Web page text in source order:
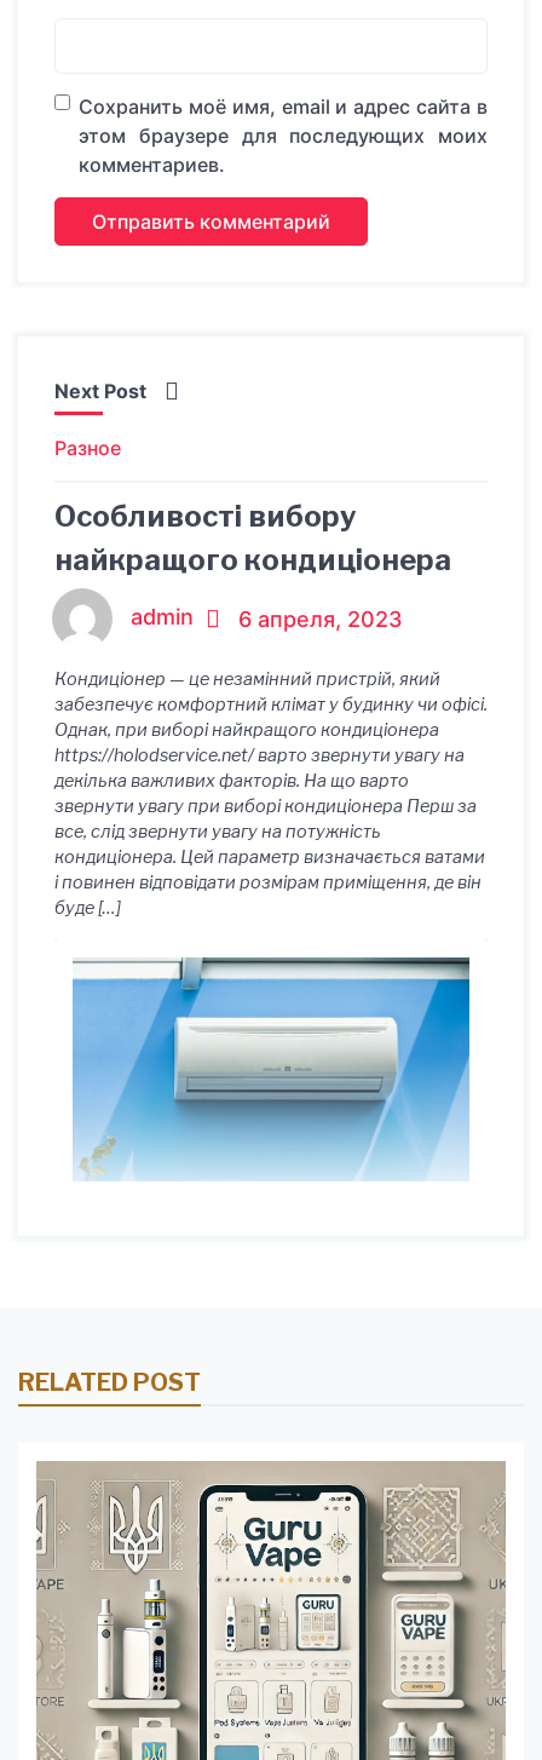
Сохранить моё имя, email и адрес сайта в
этом браузере для последующих моих
комментариев.
Next Post
Разное
Особливості вибору
найкращого кондиціонера
admin 6 апреля, 2023
Кондиціонер — це незамінний пристрій, який
забезпечує комфортний клімат у будинку чи офісі.
Однак, при виборі найкращого кондиціонера
https://holodservice.net/ варто звернути увагу на
декілька важливих факторів. На що варто
звернути увагу при виборі кондиціонера Перш за
все, слід звернути увагу на потужність
кондиціонера. Цей параметр визначається ватами
і повинен відповідати розмірам приміщення, де він
буде […]
RELATED POST